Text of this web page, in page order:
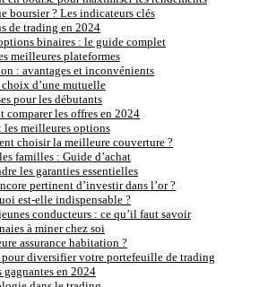
boursier ? Les indicateurs clés
de trading en 2024
binaires : le guide complet
meilleures plateformes
: avantages et inconvénients
d’une mutuelle
pour les débutants
comparer les offres en 2024
meilleures options
choisir la meilleure couverture ?
familles : Guide d’achat
les garanties essentielles
pertinent d’investir dans l’or ?
est-elle indispensable ?
conducteurs : ce qu’il faut savoir
à miner chez soi
assurance habitation ?
diversifier votre portefeuille de trading
en 2024